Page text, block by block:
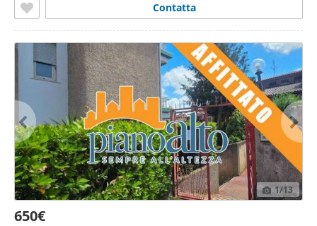
Contatta
1/13
650€